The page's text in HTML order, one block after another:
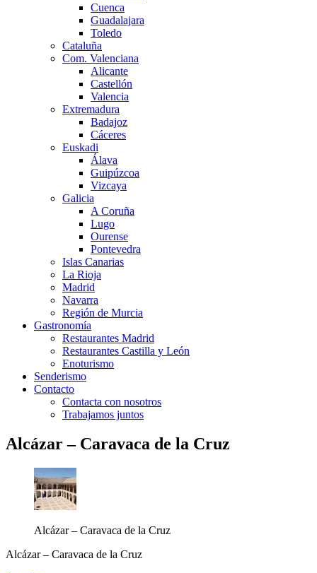
Cuenca
Guadalajara
Toledo
Cataluña
Com. Valenciana
Alicante
Castellón
Valencia
Extremadura
Badajoz
Cáceres
Euskadi
Álava
Guipúzcoa
Vizcaya
Galicia
A Coruña
Lugo
Ourense
Pontevedra
Islas Canarias
La Rioja
Madrid
Navarra
Región de Murcia
Gastronomía
Restaurantes Madrid
Restaurantes Castilla y León
Enoturismo
Senderismo
Contacto
Contacta con nosotros
Trabajamos juntos
Alcázar – Caravaca de la Cruz
Alcázar – Caravaca de la Cruz
Alcázar – Caravaca de la Cruz